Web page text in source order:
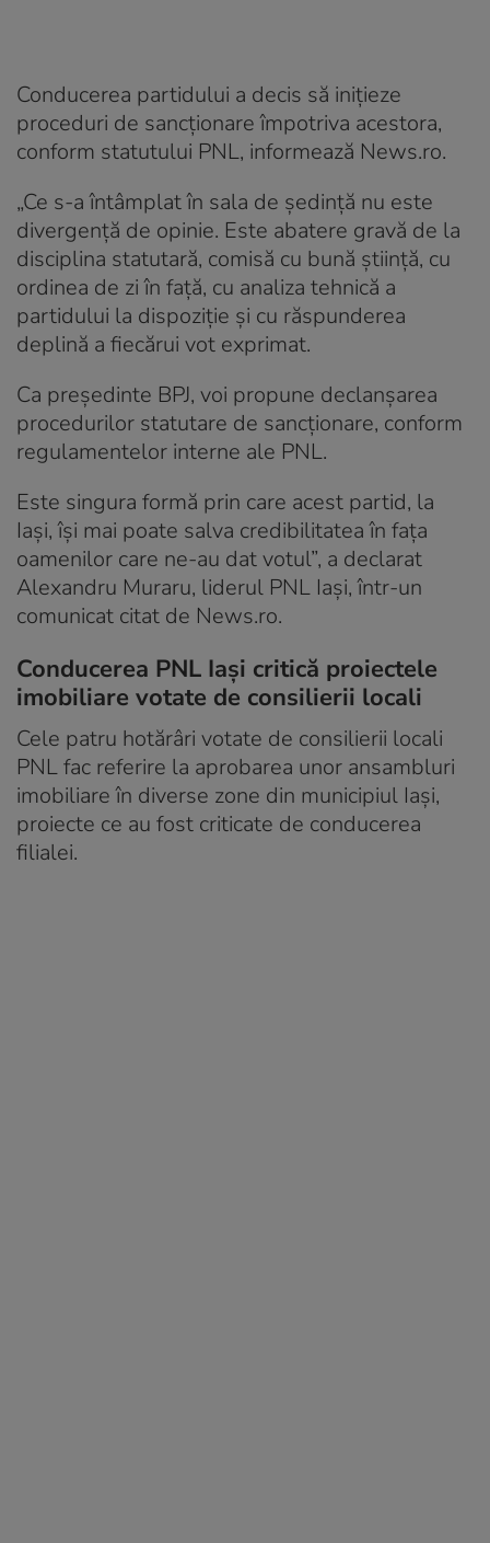
Conducerea partidului a decis să iniţieze
proceduri de sancţionare împotriva acestora,
conform statutului PNL, informează News.ro.
„Ce s-a întâmplat în sala de şedinţă nu este
divergenţă de opinie. Este abatere gravă de la
disciplina statutară, comisă cu bună ştiinţă, cu
ordinea de zi în faţă, cu analiza tehnică a
partidului la dispoziţie şi cu răspunderea
deplină a fiecărui vot exprimat.
Ca preşedinte BPJ, voi propune declanşarea
procedurilor statutare de sancţionare, conform
regulamentelor interne ale PNL.
Este singura formă prin care acest partid, la
Iaşi, îşi mai poate salva credibilitatea în faţa
oamenilor care ne-au dat votul”, a declarat
Alexandru Muraru, liderul PNL Iaşi, într-un
comunicat citat de News.ro.
Conducerea PNL Iași critică proiectele
imobiliare votate de consilierii locali
Cele patru hotărâri votate de consilierii locali
PNL fac referire la aprobarea unor ansambluri
imobiliare în diverse zone din municipiul Iaşi,
proiecte ce au fost criticate de conducerea
filialei.